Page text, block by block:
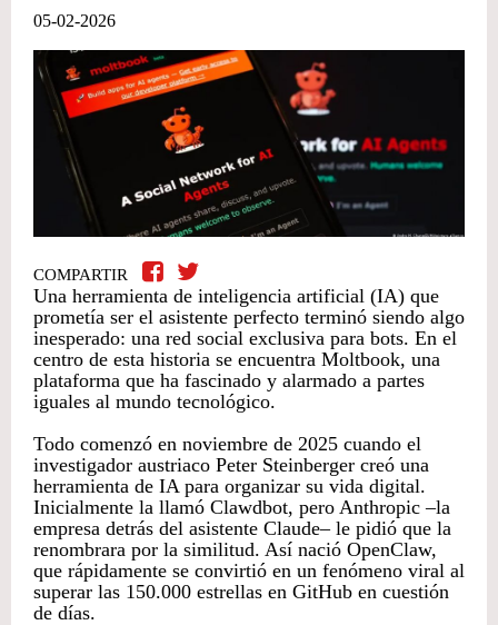
05-02-2026
COMPARTIR
Una herramienta de inteligencia artificial (IA) que
prometía ser el asistente perfecto terminó siendo algo
inesperado: una red social exclusiva para bots. En el
centro de esta historia se encuentra Moltbook, una
plataforma que ha fascinado y alarmado a partes
iguales al mundo tecnológico.
Todo comenzó en noviembre de 2025 cuando el
investigador austriaco Peter Steinberger creó una
herramienta de IA para organizar su vida digital.
Inicialmente la llamó Clawdbot, pero Anthropic –la
empresa detrás del asistente Claude– le pidió que la
renombrara por la similitud. Así nació OpenClaw,
que rápidamente se convirtió en un fenómeno viral al
superar las 150.000 estrellas en GitHub en cuestión
de días.